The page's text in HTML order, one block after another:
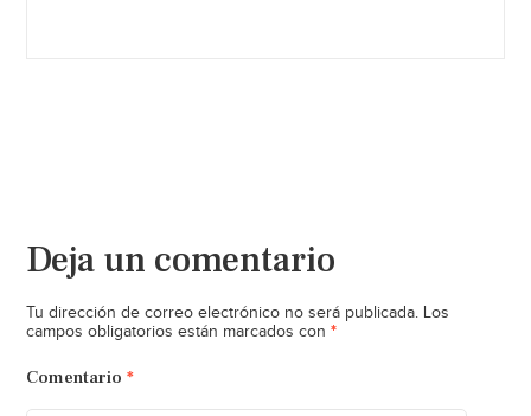
Deja un comentario
Tu dirección de correo electrónico no será publicada. Los
campos obligatorios están marcados con *
Comentario *